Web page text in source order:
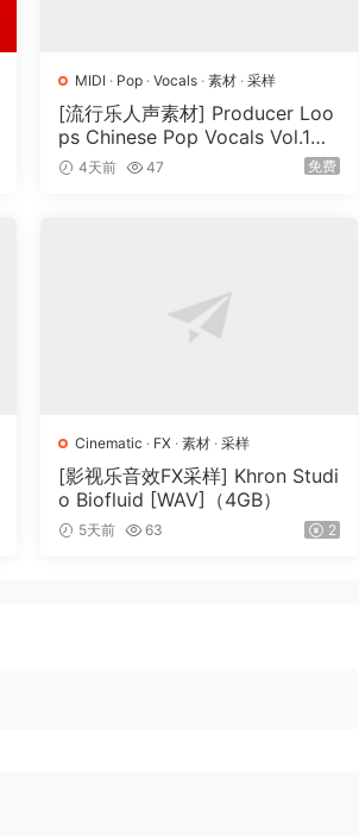
MIDI · Pop ·Vocals ·素材 ·采样
[流行乐人声素材] Producer Loo
ps Chinese Pop Vocals Vol.1
[WAV, MiDi, REX]（3.21GB）
4天前 47 免费
Cinematic · FX ·素材 ·采样
[影视乐音效FX采样] Khron Studi
o Biofluid [WAV]（4GB）
5天前 63 2